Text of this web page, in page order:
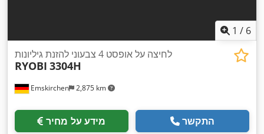
1 / 6
Emskirchen 2,875 km
לחיצה על אופסט 4 צבעוני להזנת גיליונות
RYOBI 3304H
מידע על מחיר התקשר